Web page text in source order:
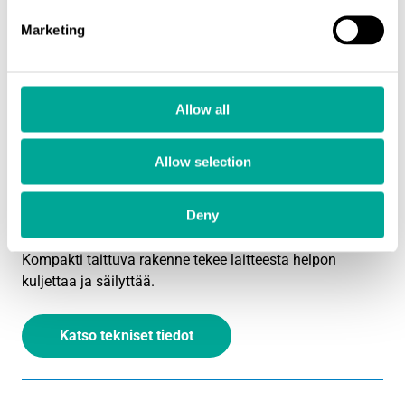
Marketing
Allow all
Allow selection
Deny
PERMAYOKE A20 – kompakti kestomagneetti-ies
PERMAYOKE A20 on kestomagneettiin perustuva
Taitettavat varret ja nivelöidyt navat helpottavat laitteen
asettamista sekä tasaisille että kaareville pinnoille.
Kompakti taittuva rakenne tekee laitteesta helpon
kuljettaa ja säilyttää.
Katso tekniset tiedot